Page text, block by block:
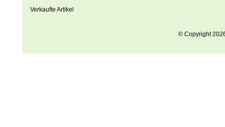
Verkaufte Artikel
© Copyright